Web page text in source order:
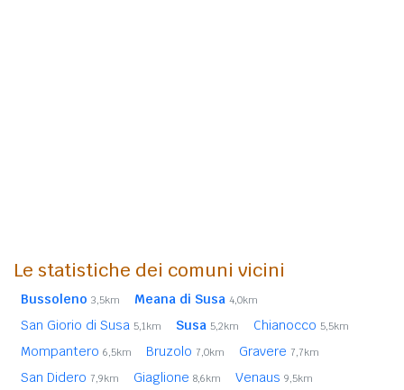
Le statistiche dei comuni vicini
Bussoleno 3,5km Meana di Susa 4,0km
San Giorio di Susa 5,1km Susa 5,2km Chianocco 5,5km
Mompantero 6,5km Bruzolo 7,0km Gravere 7,7km
San Didero 7,9km Giaglione 8,6km Venaus 9,5km